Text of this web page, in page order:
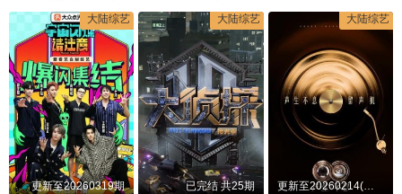
大陆综艺
更新至20260319期
大陆综艺
已完结 共25期
大陆综艺
更新至20260214(典藏版)